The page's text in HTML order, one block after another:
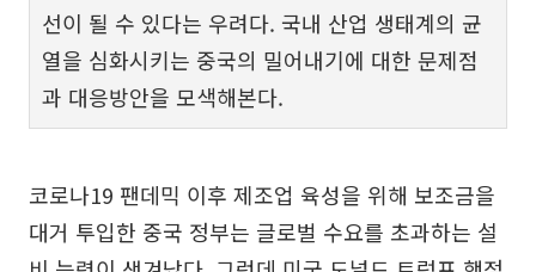
선이 될 수 있다는 우려다. 국내 산업 생태계의 균
열을 심화시키는 중국의 밀어내기에 대한 문제점
과 대응방안을 모색해본다.
코로나19 팬데믹 이후 제조업 육성을 위해 보조금을
대거 투입한 중국 정부는 글로벌 수요를 초과하는 설